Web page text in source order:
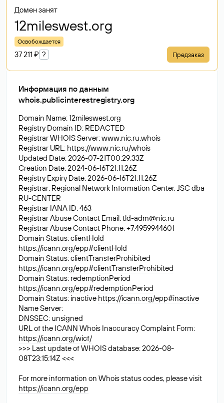
Домен занят
12mileswest.org
Освобождается
37 211 ₽ ? Предзаказ
Информация по данным
whois.publicinterestregistry.org
Domain Name: 12mileswest.org
Registry Domain ID: REDACTED
Registrar WHOIS Server: www.nic.ru.whois
Registrar URL: https://www.nic.ru/whois
Updated Date: 2026-07-21T00:29:33Z
Creation Date: 2024-06-16T21:11:26Z
Registry Expiry Date: 2026-06-16T21:11:26Z
Registrar: Regional Network Information Center, JSC dba
RU-CENTER
Registrar IANA ID: 463
Registrar Abuse Contact Email:tld-adm@nic.ru
Registrar Abuse Contact Phone: +7.4959944601
Domain Status: clientHold
https://icann.org/epp#clientHold
Domain Status: clientTransferProhibited
https://icann.org/epp#clientTransferProhibited
Domain Status: redemptionPeriod
https://icann.org/epp#redemptionPeriod
Domain Status: inactive https://icann.org/epp#inactive
Name Server:
DNSSEC: unsigned
URL of the ICANN Whois Inaccuracy Complaint Form:
https://icann.org/wicf/
>>> Last update of WHOIS database: 2026-08-
08T23:15:14Z <<<
For more information on Whois status codes, please visit
https://icann.org/epp